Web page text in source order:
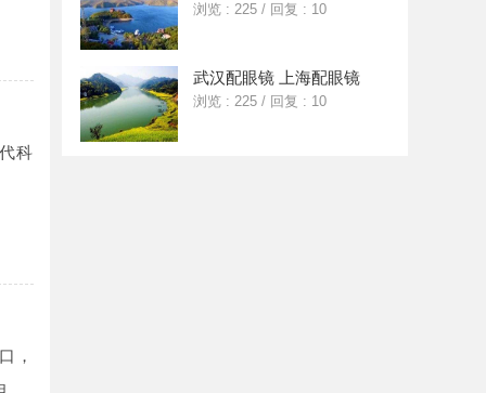
科
，
浏览 : 225 / 回复 : 10
武汉配眼镜 上海配眼镜
浏览 : 225 / 回复 : 10